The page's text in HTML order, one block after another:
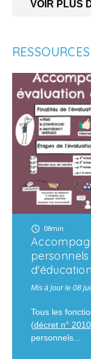
VOIR PLUS
RESSOURCES
08min
d'éducation
Mis à jour le 08
Tous les
(décret n°
personnels...